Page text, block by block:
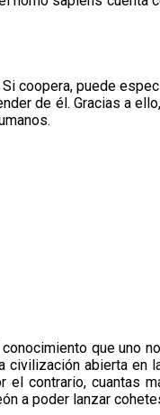
coopera, puede
de él. Gracias a
que uno
abierta
contrario, cuantas
a poder lanzar